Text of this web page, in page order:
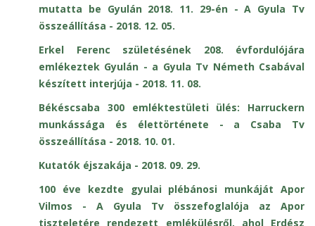
mutatta be Gyulán 2018. 11. 29-én - A Gyula Tv
összeállítása - 2018. 12. 05.
Erkel Ferenc születésének 208. évfordulójára
emlékeztek Gyulán - a Gyula Tv Németh Csabával
készített interjúja - 2018. 11. 08.
Békéscsaba 300 emléktestületi ülés: Harruckern
munkássága és élettörténete - a Csaba Tv
összeállítása - 2018. 10. 01.
Kutatók éjszakája - 2018. 09. 29.
100 éve kezdte gyulai plébánosi munkáját Apor
Vilmos - A Gyula Tv összefoglalója az Apor
tiszteletére rendezett emlékülésről, ahol Erdész